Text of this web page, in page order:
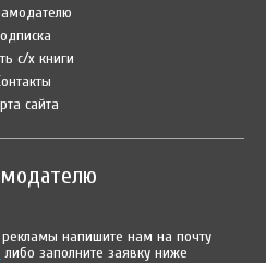
с/х книги
сайта
напишите нам на почту
либо заполните заявку ниже